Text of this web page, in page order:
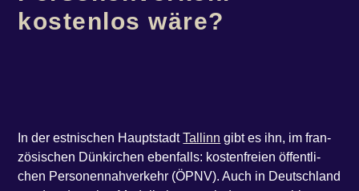
kostenlos wäre?
In der est­ni­schen Haupt­stadtTal­linn gibt es ihn, im fran­
zö­si­schen Dün­kir­chen eben­falls: kos­ten­frei­en öffent­li­
chen Per­so­nen­nah­ver­kehr (ÖPNV). Auch in Deutsch­land